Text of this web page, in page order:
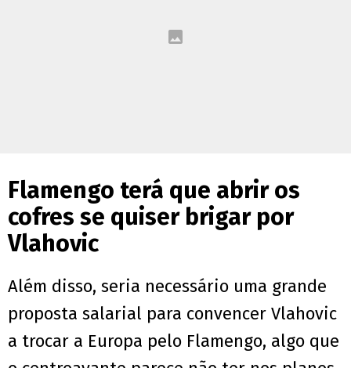
Flamengo terá que abrir os
cofres se quiser brigar por
Vlahovic
Além disso, seria necessário uma grande
proposta salarial para convencer Vlahovic
a trocar a Europa pelo Flamengo, algo que